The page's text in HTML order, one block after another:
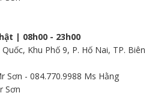
| 08h00 - 23h00
Khu Phố 9, P. Hố Nai, TP. Biên
Sơn - 084.770.9988 Ms Hằng
Sơn